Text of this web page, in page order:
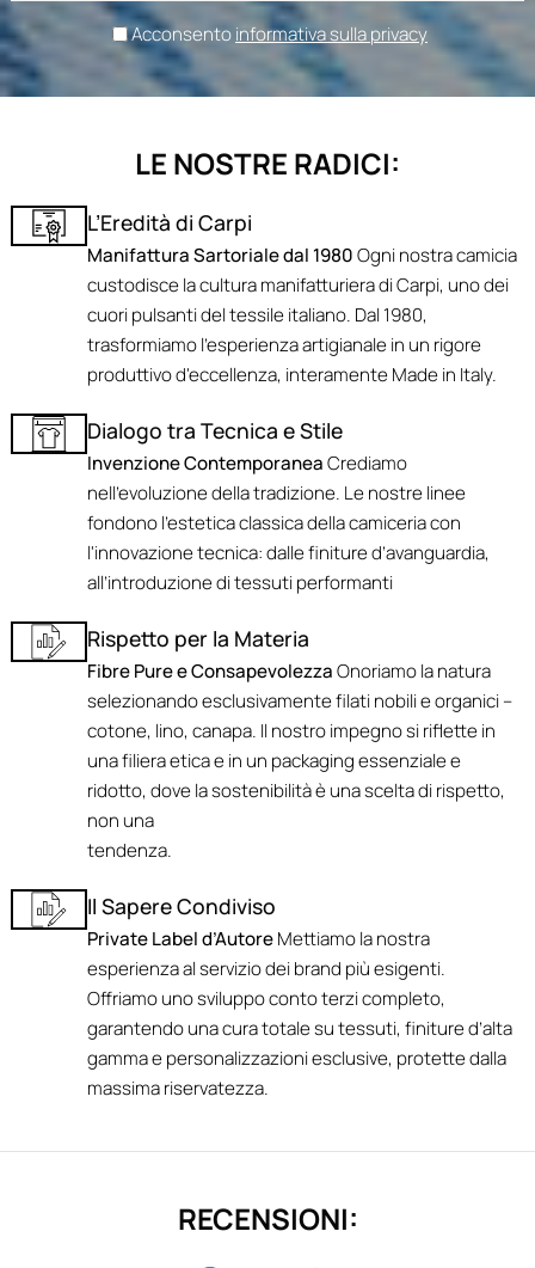
Acconsentoinformativa sulla privacy
LE NOSTRE RADICI:
L’Eredità di Carpi
Manifattura Sartoriale dal 1980Ogni nostra camicia
custodisce la cultura manifatturiera di Carpi, uno dei
cuori pulsanti del tessile italiano. Dal 1980,
trasformiamo l'esperienza artigianale in un rigore
produttivo d'eccellenza, interamente Made in Italy.
Dialogo tra Tecnica e Stile
Invenzione ContemporaneaCrediamo
nell'evoluzione della tradizione. Le nostre linee
fondono l’estetica classica della camiceria con
l'innovazione tecnica: dalle finiture d’avanguardia,
all’introduzione di tessuti performanti
Rispetto per la Materia
Fibre Pure e ConsapevolezzaOnoriamo la natura
selezionando esclusivamente filati nobili e organici –
cotone, lino, canapa. Il nostro impegno si riflette in
una filiera etica e in un packaging essenziale e
ridotto, dove la sostenibilità è una scelta di rispetto,
non una
tendenza.
Il Sapere Condiviso
Private Label d’AutoreMettiamo la nostra
esperienza al servizio dei brand più esigenti.
Offriamo uno sviluppo conto terzi completo,
garantendo una cura totale su tessuti, finiture d’alta
gamma e personalizzazioni esclusive, protette dalla
massima riservatezza.
RECENSIONI: